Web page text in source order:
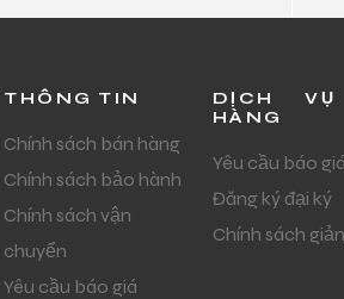
THÔNG TIN
Chính sách bán hàng
Chính sách bảo hành
Chính sách vận
chuyển
Yêu cầu báo giá
DỊCH VỤ
HÀNG
Yêu cầu báo giá
Đăng ký đại ký
Chính sách